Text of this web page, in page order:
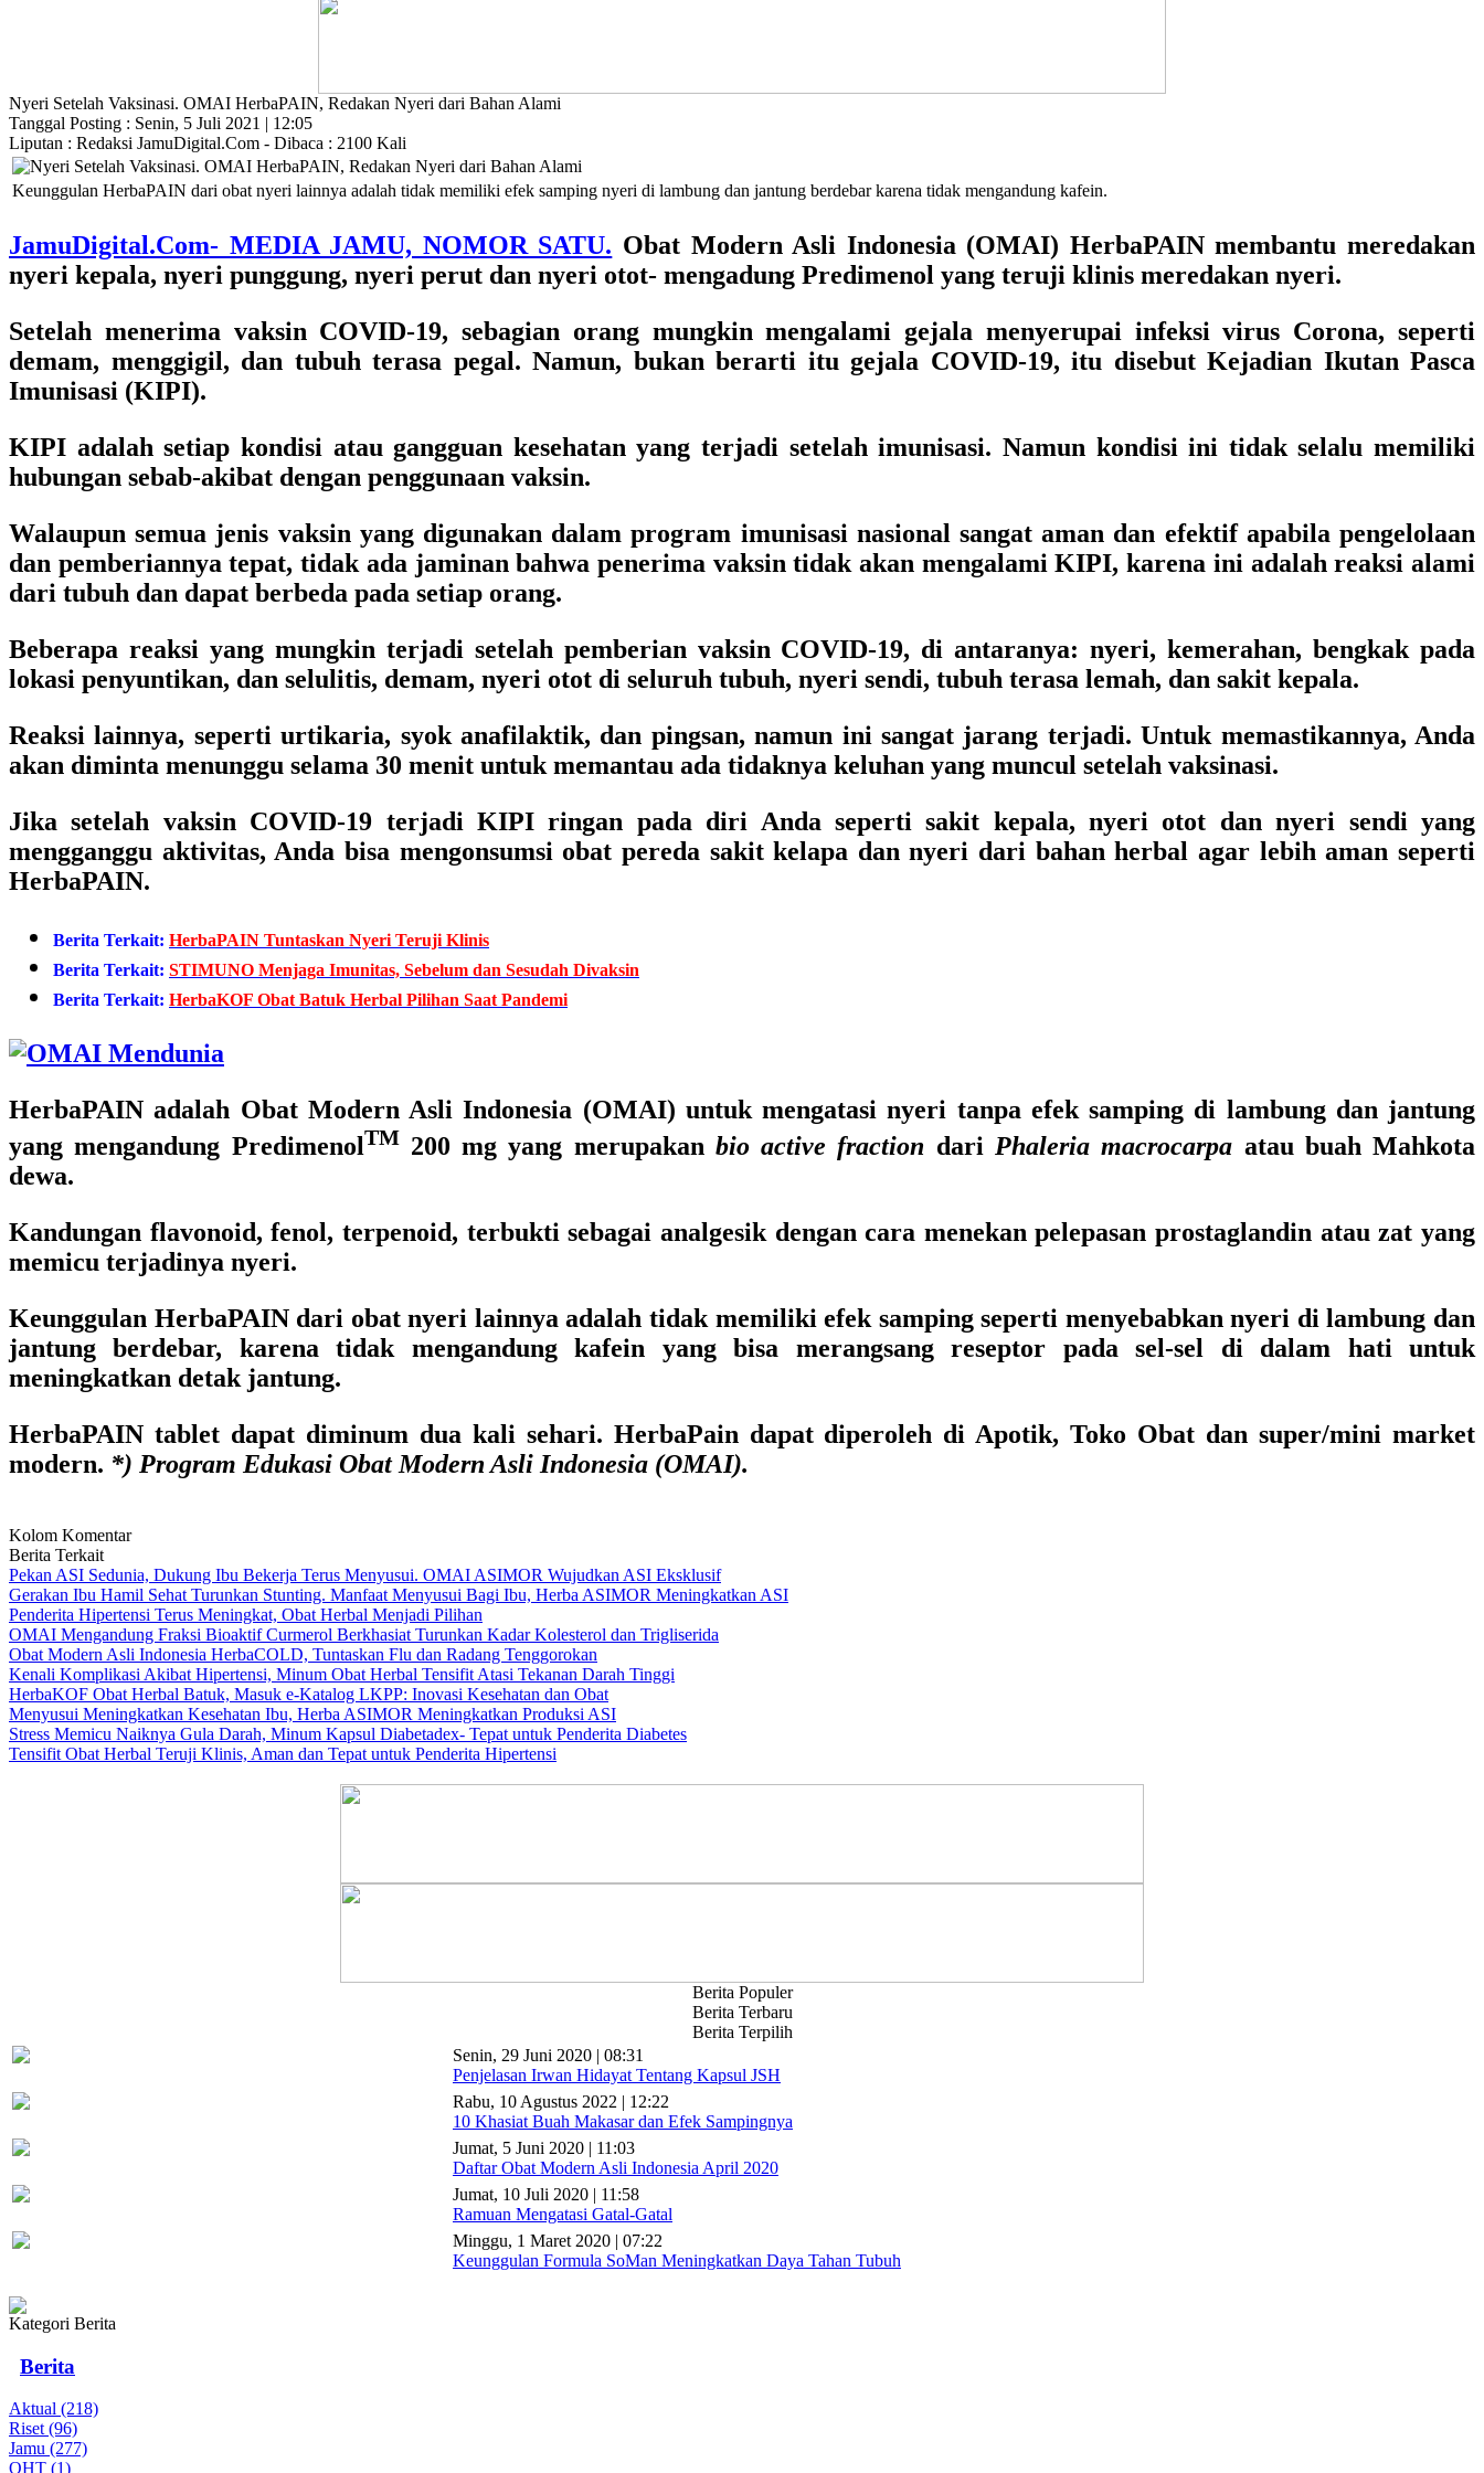
Nyeri Setelah Vaksinasi. OMAI HerbaPAIN, Redakan Nyeri dari Bahan Alami
Tanggal Posting : Senin, 5 Juli 2021 | 12:05
Liputan : Redaksi JamuDigital.Com - Dibaca : 2100 Kali
Keunggulan HerbaPAIN dari obat nyeri lainnya adalah tidak memiliki efek samping nyeri di lambung dan jantung berdebar karena tidak mengandung kafein.
JamuDigital.Com- MEDIA JAMU, NOMOR SATU. Obat Modern Asli Indonesia (OMAI) HerbaPAINmembantu meredakan
nyeri kepala, nyeri punggung, nyeri perut dan nyeri otot- mengadung Predimenol yang teruji klinis meredakan nyeri.
Setelah menerima vaksin COVID-19, sebagian orang mungkin mengalami gejala menyerupai infeksi virus Corona, seperti
demam, menggigil, dan tubuh terasa pegal. Namun, bukan berarti itu gejala COVID-19, itu disebut Kejadian Ikutan Pasca
Imunisasi (KIPI).
KIPI adalah setiap kondisi atau gangguan kesehatan yang terjadi setelah imunisasi. Namun kondisi ini tidak selalu memiliki
hubungan sebab-akibat dengan penggunaan vaksin.
Walaupun semua jenis vaksin yang digunakan dalam program imunisasi nasional sangat aman dan efektif apabila pengelolaan
dan pemberiannya tepat, tidak ada jaminan bahwa penerima vaksin tidak akan mengalami KIPI, karena ini adalah reaksi alami
dari tubuh dan dapat berbeda pada setiap orang.
Beberapa reaksi yang mungkin terjadi setelah pemberian vaksin COVID-19, di antaranya: nyeri, kemerahan, bengkak pada
lokasi penyuntikan, dan selulitis, demam, nyeri otot di seluruh tubuh, nyeri sendi, tubuh terasa lemah, dan sakit kepala.
Reaksi lainnya, seperti urtikaria, syok anafilaktik, dan pingsan, namun ini sangat jarang terjadi. Untuk memastikannya, Anda
akan diminta menunggu selama 30 menit untuk memantau ada tidaknya keluhan yang muncul setelah vaksinasi.
Jika setelah vaksin COVID-19 terjadi KIPI ringan pada diri Anda seperti sakit kepala, nyeri otot dan nyeri sendi yang
mengganggu aktivitas, Anda bisa mengonsumsi obat pereda sakit kelapa dan nyeri dari bahan herbal agar lebih aman seperti
HerbaPAIN.
Berita Terkait: HerbaPAIN Tuntaskan Nyeri Teruji Klinis
Berita Terkait: STIMUNO Menjaga Imunitas, Sebelum dan Sesudah Divaksin
Berita Terkait: HerbaKOF Obat Batuk Herbal Pilihan Saat Pandemi
HerbaPAIN adalah Obat Modern Asli Indonesia (OMAI) untuk mengatasi nyeri tanpa efek samping di lambung dan jantung
yang mengandung PredimenolTM200 mg yang merupakan bio active fraction dari Phaleria macrocarpa atau buah Mahkota
dewa.
Kandungan flavonoid, fenol, terpenoid, terbukti sebagai analgesik dengan cara menekan pelepasan prostaglandin atau zat yang
memicu terjadinya nyeri.
Keunggulan HerbaPAIN dari obat nyeri lainnya adalah tidak memiliki efek samping seperti menyebabkan nyeri di lambung dan
jantung berdebar, karena tidak mengandung kafein yang bisa merangsang reseptor pada sel-sel di dalam hati untuk
meningkatkan detak jantung.
HerbaPAIN tablet dapat diminum dua kali sehari. HerbaPain dapat diperoleh di Apotik, Toko Obat dan super/mini market
modern. *) Program Edukasi Obat Modern Asli Indonesia (OMAI).
Kolom Komentar
Berita Terkait
Pekan ASI Sedunia, Dukung Ibu Bekerja Terus Menyusui. OMAI ASIMOR Wujudkan ASI Eksklusif
Gerakan Ibu Hamil Sehat Turunkan Stunting. Manfaat Menyusui Bagi Ibu, Herba ASIMOR Meningkatkan ASI
Penderita Hipertensi Terus Meningkat, Obat Herbal Menjadi Pilihan
OMAI Mengandung Fraksi Bioaktif Curmerol Berkhasiat Turunkan Kadar Kolesterol dan Trigliserida
Obat Modern Asli Indonesia HerbaCOLD, Tuntaskan Flu dan Radang Tenggorokan
Kenali Komplikasi Akibat Hipertensi, Minum Obat Herbal Tensifit Atasi Tekanan Darah Tinggi
HerbaKOF Obat Herbal Batuk, Masuk e-Katalog LKPP: Inovasi Kesehatan dan Obat
Menyusui Meningkatkan Kesehatan Ibu, Herba ASIMOR Meningkatkan Produksi ASI
Stress Memicu Naiknya Gula Darah, Minum Kapsul Diabetadex- Tepat untuk Penderita Diabetes
Tensifit Obat Herbal Teruji Klinis, Aman dan Tepat untuk Penderita Hipertensi
Berita Populer
Berita Terbaru
Berita Terpilih
Senin, 29 Juni 2020 | 08:31
Penjelasan Irwan Hidayat Tentang Kapsul JSH
Rabu, 10 Agustus 2022 | 12:22
10 Khasiat Buah Makasar dan Efek Sampingnya
Jumat, 5 Juni 2020 | 11:03
Daftar Obat Modern Asli Indonesia April 2020
Jumat, 10 Juli 2020 | 11:58
Ramuan Mengatasi Gatal-Gatal
Minggu, 1 Maret 2020 | 07:22
Keunggulan Formula SoMan Meningkatkan Daya Tahan Tubuh
Kategori Berita
Berita
Aktual (218)
Riset (96)
Jamu (277)
OHT (1)